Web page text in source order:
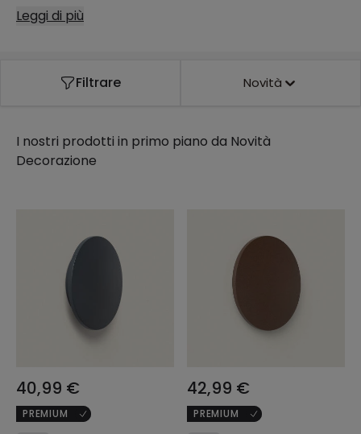
dell'illuminazione: tutte le novità del nostro catalogo
in un unico posto, per essere sempre al corrente.
Leggi di più
Filtrare Novità
I nostri prodotti in primo piano da Novità
Decorazione
40,99 €
PREMIUM
42,99 €
PREMIUM